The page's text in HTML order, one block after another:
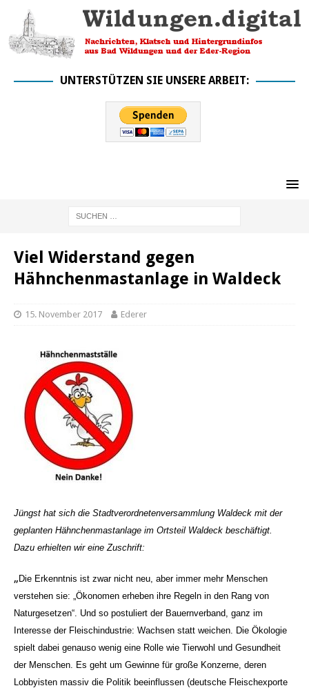
UNTERSTÜTZEN SIE UNSERE ARBEIT:
Viel Widerstand gegen
Hähnchenmastanlage in Waldeck
15. November 2017 Ederer
Jüngst hat sich die Stadtverordnetenversammlung Waldeck mit der
geplanten Hähnchenmastanlage im Ortsteil Waldeck beschäftigt.
Dazu erhielten wir eine Zuschrift:
„Die Erkenntnis ist zwar nicht neu, aber immer mehr Menschen
verstehen sie: „Ökonomen erheben ihre Regeln in den Rang von
Naturgesetzen“. Und so postuliert der Bauernverband, ganz im
Interesse der Fleischindustrie: Wachsen statt weichen. Die Ökologie
spielt dabei genauso wenig eine Rolle wie Tierwohl und Gesundheit
der Menschen. Es geht um Gewinne für große Konzerne, deren
Lobbyisten massiv die Politik beeinflussen (deutsche Fleischexporte